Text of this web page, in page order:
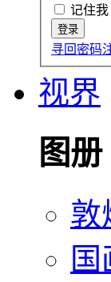
记住我
寻回密码
视界
图册
敦